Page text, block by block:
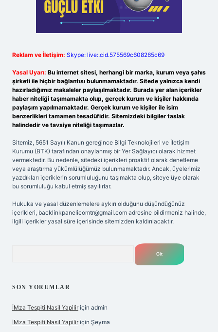
Reklam ve İletişim: Skype: live:.cid.575569c608265c69
Yasal Uyarı: Bu internet sitesi, herhangi bir marka, kurum veya şahıs
şirketi ile hiçbir bağlantısı bulunmamaktadır. Sitede yalnızca kendi
hazırladığımız makaleler paylaşılmaktadır. Burada yer alan içerikler
haber niteliği taşımamakta olup, gerçek kurum ve kişiler hakkında
paylaşım yapılmamaktadır. Gerçek kurum ve kişiler ile isim
benzerlikleri tamamen tesadüfidir. Sitemizdeki bilgiler taslak
halindedir ve tavsiye niteliği taşımazlar.
Sitemiz, 5651 Sayılı Kanun gereğince Bilgi Teknolojileri ve İletişim
Kurumu (BTK) tarafından onaylanmış bir Yer Sağlayıcı olarak hizmet
vermektedir. Bu nedenle, sitedeki içerikleri proaktif olarak denetleme
veya araştırma yükümlülüğümüz bulunmamaktadır. Ancak, üyelerimiz
yazdıkları içeriklerin sorumluluğunu taşımakta olup, siteye üye olarak
bu sorumluluğu kabul etmiş sayılırlar.
Hukuka ve yasal düzenlemelere aykırı olduğunu düşündüğünüz
içerikleri, backlinkpanelicomtr@gmail.com adresine bildirmeniz halinde,
ilgili içerikler yasal süre içerisinde sitemizden kaldırılacaktır.
SON YORUMLAR
İMza Tespiti Nasil Yapilir için admin
İMza Tespiti Nasil Yapilir için Şeyma